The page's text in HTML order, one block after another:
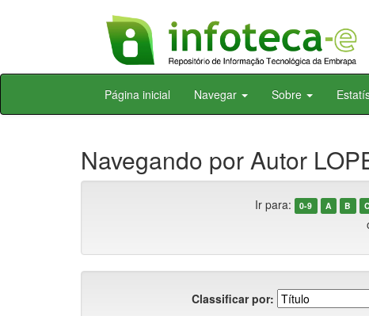
Skip
Página inicial Navegar Sobre
Navegando por Autor
Ir para: 0-9 A B C
Classificar por: